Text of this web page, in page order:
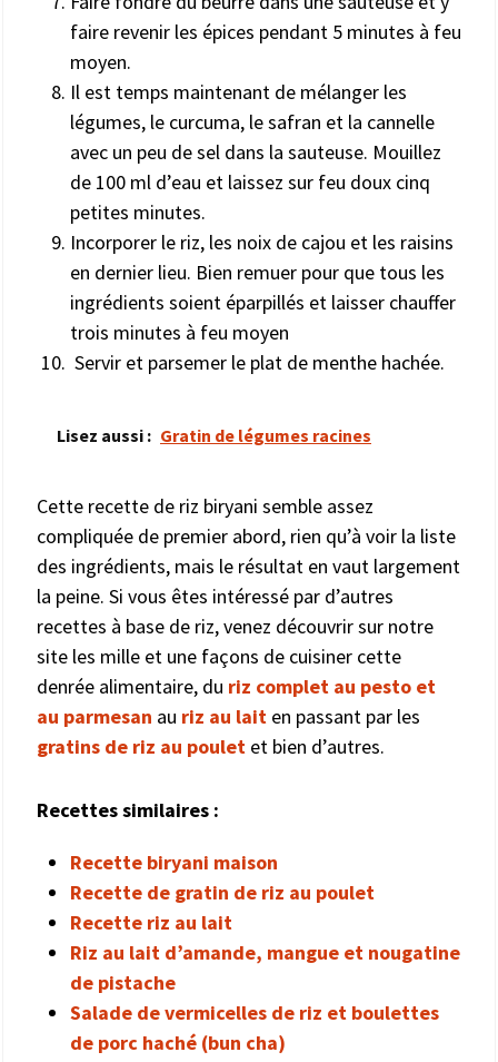
faire revenir les épices pendant 5 minutes à feu
moyen.
Il est temps maintenant de mélanger les
légumes, le curcuma, le safran et la cannelle
avec un peu de sel dans la sauteuse. Mouillez
de 100 ml d’eau et laissez sur feu doux cinq
petites minutes.
Incorporer le riz, les noix de cajou et les raisins
en dernier lieu. Bien remuer pour que tous les
ingrédients soient éparpillés et laisser chauffer
trois minutes à feu moyen
Servir et parsemer le plat de menthe hachée.
Lisez aussi : Gratin de légumes racines
Cette recette de riz biryani semble assez
compliquée de premier abord, rien qu’à voir la liste
des ingrédients, mais le résultat en vaut largement
la peine. Si vous êtes intéressé par d’autres
recettes à base de riz, venez découvrir sur notre
site les mille et une façons de cuisiner cette
denrée alimentaire, du riz complet au pesto et
au parmesan au riz au lait en passant par les
gratins de riz au poulet et bien d’autres.
Recettes similaires :
Recette biryani maison
Recette de gratin de riz au poulet
Recette riz au lait
Riz au lait d’amande, mangue et nougatine
de pistache
Salade de vermicelles de riz et boulettes
de porc haché (bun cha)